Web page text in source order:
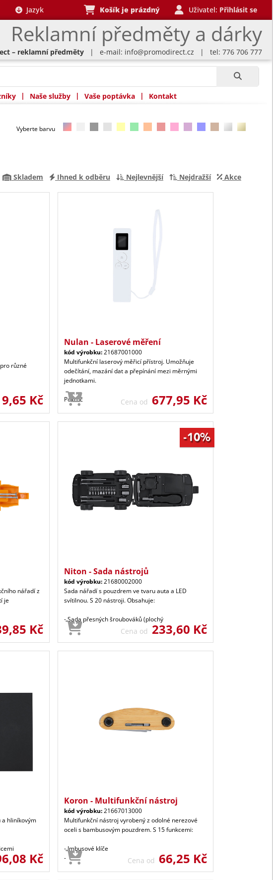
Reklamní předměty a dárky
Jazyk Košík je prázdný Uživatel: Přihlásit se
– reklamní předměty | e-mail: info@promodirect.cz | tel: 776 706 777
| Naše služby | Vaše poptávka | Kontakt
Vyberte barvu
Skladem Ihned k odběru Nejlevnější Nejdražší Akce
různé
9,65 Kč
Nulan - Laserové měření
kód výrobku:21687001000
Multifunkční laserový měřicí přístroj. Umožňuje
odečítání, mazání dat a přepínání mezi měrnými
jednotkami.
Pokroč Cena od 677,95 Kč
nářadí z
je
Kč
Niton - Sada nástrojů
kód výrobku:21680002000
Sada nářadí s pouzdrem ve tvaru auta a LED
svítilnou. S 20 nástroji. Obsahuje:
- Sada přesných šroubováků (plochý
Cena od 233,60 Kč
hliníkovým
Kč
Koron - Multifunkční nástroj
kód výrobku:21667013000
Multifunkční nástroj vyrobený z odolné nerezové
oceli s bambusovým pouzdrem. S 15 funkcemi:
- Imbusové klíče
-
Cena od 66,25 Kč